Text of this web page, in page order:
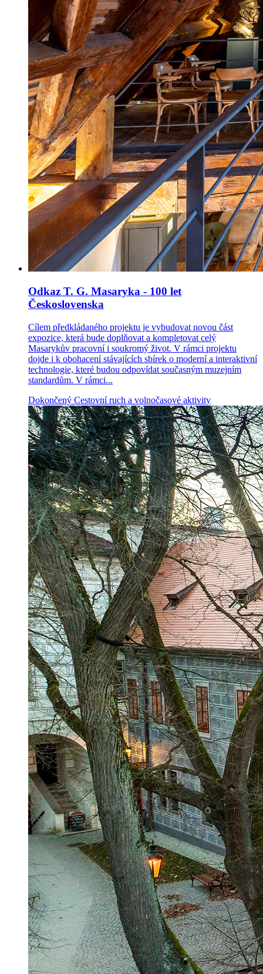
Odkaz T. G. Masaryka - 100 let
Československa
Cílem předkládaného projektu je vybudovat novou část
expozice, která bude doplňovat a kompletovat celý
Masarykův pracovní i soukromý život. V rámci projektu
dojde i k obohacení stávajících sbírek o moderní a interaktivní
technologie, které budou odpovídat současným muzejním
standardům. V rámci...
Dokončený Cestovní ruch a volnočasové aktivity